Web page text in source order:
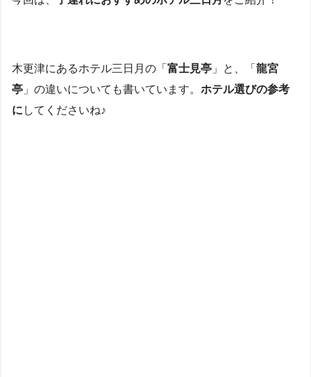
木更津にあるホテル三日月の「 富士見亭 」と、「 龍宮
亭 」の違いについても書いています。 ホテル選びの参考
に してくださいね♪